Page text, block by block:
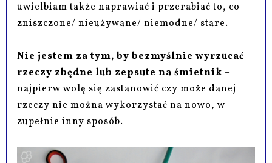
uwielbiam także naprawiać i przerabiać to, co
zniszczone/ nieużywane/ niemodne/ stare.
Nie jestem za tym, by bezmyślnie wyrzucać
rzeczy zbędne lub zepsute na śmietnik –
najpierw wolę się zastanowić czy może danej
rzeczy nie można wykorzystać na nowo, w
zupełnie inny sposób.